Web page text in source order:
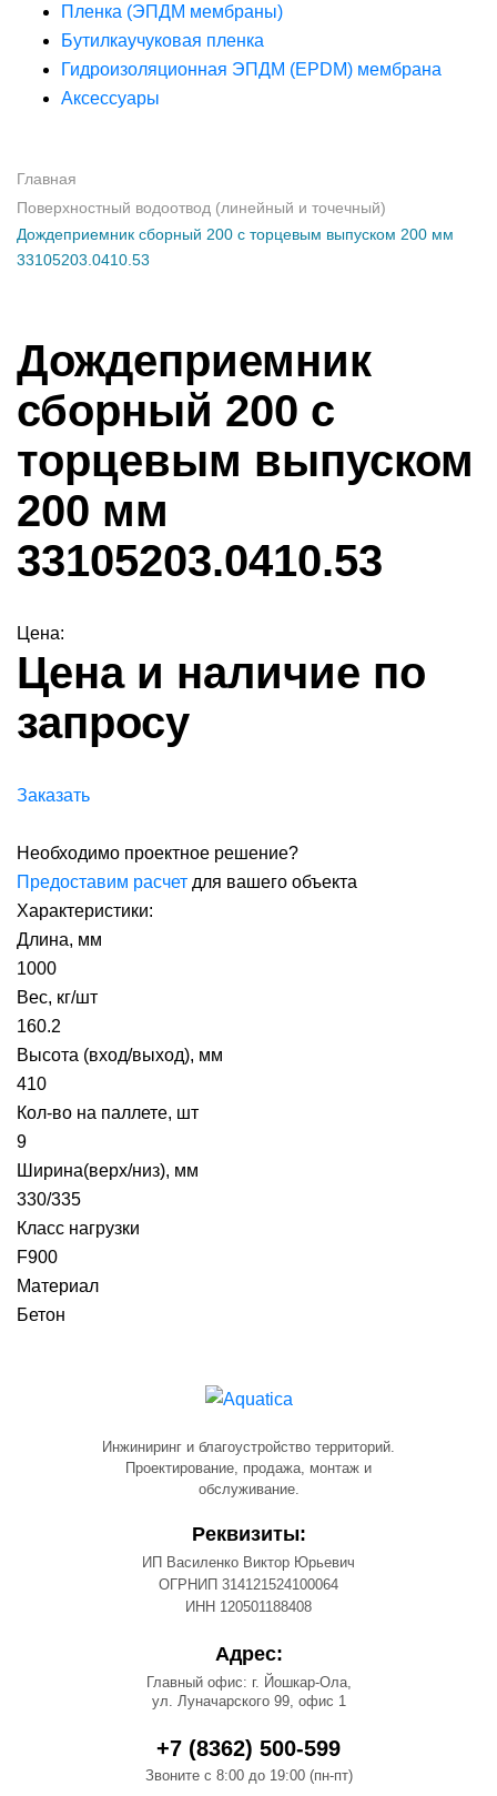
Пленка (ЭПДМ мембраны)
Бутилкаучуковая пленка
Гидроизоляционная ЭПДМ (EPDM) мембрана
Аксессуары
Главная
Поверхностный водоотвод (линейный и точечный)
Дождеприемник сборный 200 с торцевым выпуском 200 мм
33105203.0410.53
Дождеприемник
сборный 200 с
торцевым выпуском
200 мм
33105203.0410.53
Цена:
Цена и наличие по
запросу
Заказать
Необходимо проектное решение?
Предоставим расчет для вашего объекта
Характеристики:
Длина, мм
1000
Вес, кг/шт
160.2
Высота (вход/выход), мм
410
Кол-во на паллете, шт
9
Ширина(верх/низ), мм
330/335
Класс нагрузки
F900
Материал
Бетон
Инжиниринг и благоустройство территорий.
Проектирование, продажа, монтаж и
обслуживание.
Реквизиты:
ИП Василенко Виктор Юрьевич
ОГРНИП 314121524100064
ИНН 120501188408
Адрес:
Главный офис: г. Йошкар-Ола,
ул. Луначарского 99, офис 1
+7 (8362) 500-599
Звоните с 8:00 до 19:00 (пн-пт)